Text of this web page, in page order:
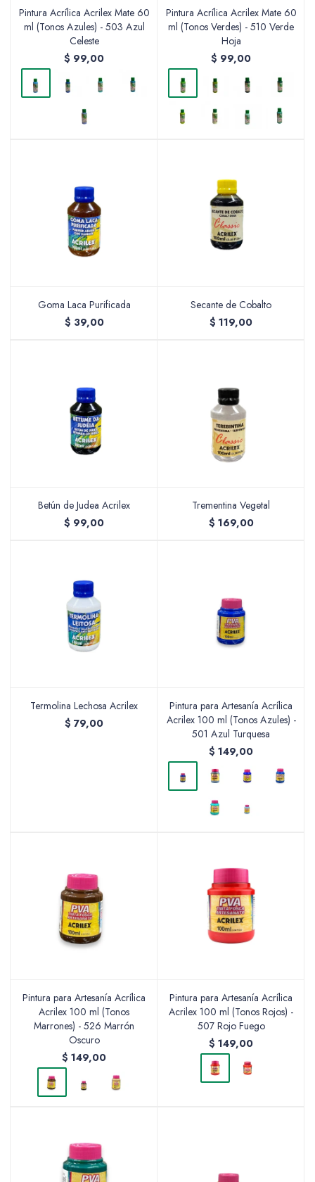
Pintura Acrílica Acrilex Mate 60
ml (Tonos Azules) - 503 Azul
Celeste
$ 99,00
Pintura Acrílica Acrilex Mate 60
ml (Tonos Verdes) - 510 Verde
Hoja
$ 99,00
Goma Laca Purificada
$ 39,00
Secante de Cobalto
$ 119,00
Betún de Judea Acrilex
$ 99,00
Trementina Vegetal
$ 169,00
Termolina Lechosa Acrilex
$ 79,00
Pintura para Artesanía Acrílica
Acrilex 100 ml (Tonos Azules) -
501 Azul Turquesa
$ 149,00
Pintura para Artesanía Acrílica
Acrilex 100 ml (Tonos
Marrones) - 526 Marrón
Oscuro
$ 149,00
Pintura para Artesanía Acrílica
Acrilex 100 ml (Tonos Rojos) -
507 Rojo Fuego
$ 149,00